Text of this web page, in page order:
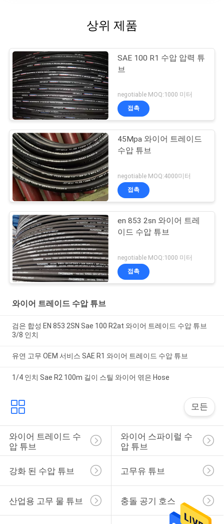
상위 제품
SAE 100 R1 수압 압력 튜
브
negotiable MOQ:1000 미터
접촉
45Mpa 와이어 트레이드
수압 튜브
negotiable MOQ:4000미터
접촉
en 853 2sn 와이어 트레
이드 수압 튜브
negotiable MOQ:1000 미터
접촉
와이어 트레이드 수압 튜브
검은 합성 EN 853 2SN Sae 100 R2at 와이어 트레이드 수압 튜브
3/8 인치
유연 고무 OEM 서비스 SAE R1 와이어 트레이드 수압 튜브
1/4 인치 Sae R2 100m 길이 스틸 와이어 엮은 Hose
모든
와이어 트레이드 수
압 튜브
와이어 스파이럴 수
압 튜브
강화 된 수압 튜브 고무유 튜브
산업용 고무 물 튜브 충돌 공기 호스